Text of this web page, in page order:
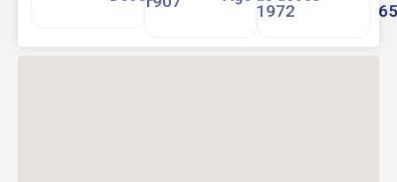
1972